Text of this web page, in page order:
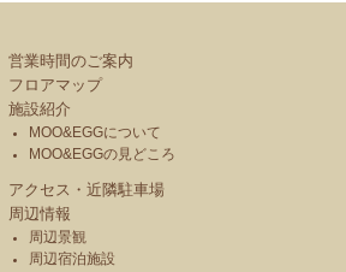
営業時間のご案内
フロアマップ
施設紹介
MOO&EGGについて
MOO&EGGの見どころ
アクセス・近隣駐車場
周辺情報
周辺景観
周辺宿泊施設